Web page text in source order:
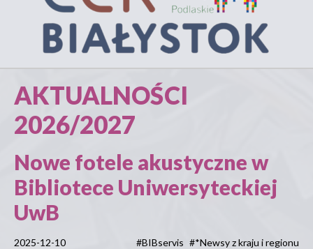
AKTUALNOŚCI
2026/2027
Nowe fotele akustyczne w
Bibliotece Uniwersyteckiej
UwB
#BIBservis #*Newsy z kraju i regionu
2025-12-10